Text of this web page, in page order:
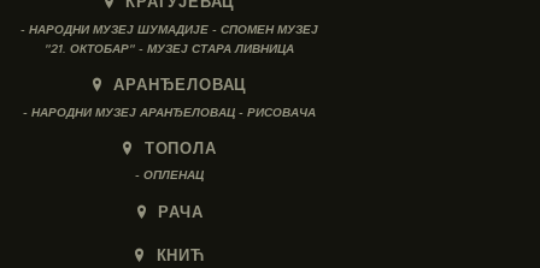
- НАРОДНИ МУЗЕЈ ШУМАДИЈЕ - СПОМЕН МУЗЕЈ
"21. ОКТОБАР" - МУЗЕЈ СТАРА ЛИВНИЦА
АРАНЂЕЛОВАЦ
- НАРОДНИ МУЗЕЈ АРАНЂЕЛОВАЦ - РИСОВАЧА
ТОПОЛА
- ОПЛЕНАЦ
РАЧА
КНИЋ